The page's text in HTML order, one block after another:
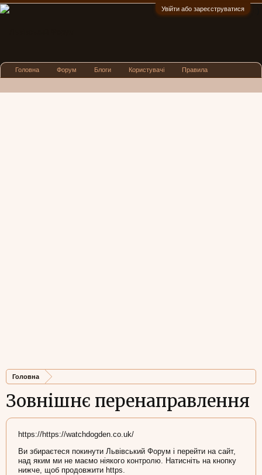
Увійти або зареєструватися
Головна
Зовнішнє перенаправлення
https://https://watchdogden.co.uk/
Ви збираєтеся покинути Львівський Форум і перейти на сайт,
над яким ми не маємо ніякого контролю. Натисніть на кнопку
нижче, щоб продовжити https.
Головна Форум Блоги Користувачі Правила